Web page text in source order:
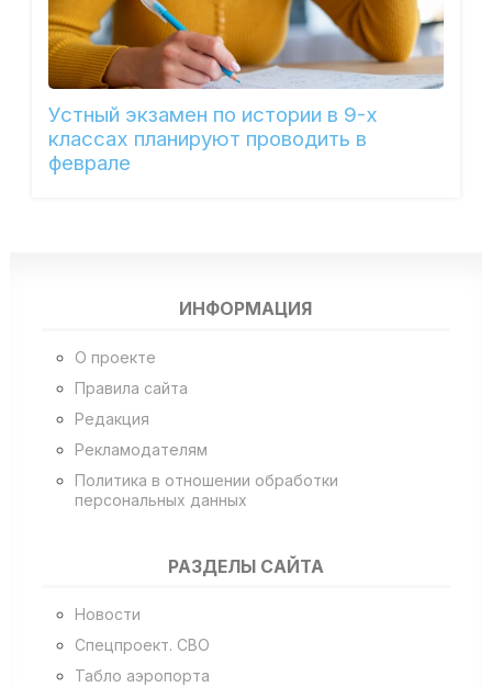
Устный экзамен по истории в 9-х
классах планируют проводить в
феврале
ИНФОРМАЦИЯ
О проекте
Правила сайта
Редакция
Рекламодателям
Политика в отношении обработки
персональных данных
РАЗДЕЛЫ САЙТА
Новости
Спецпроект. СВО
Табло аэропорта